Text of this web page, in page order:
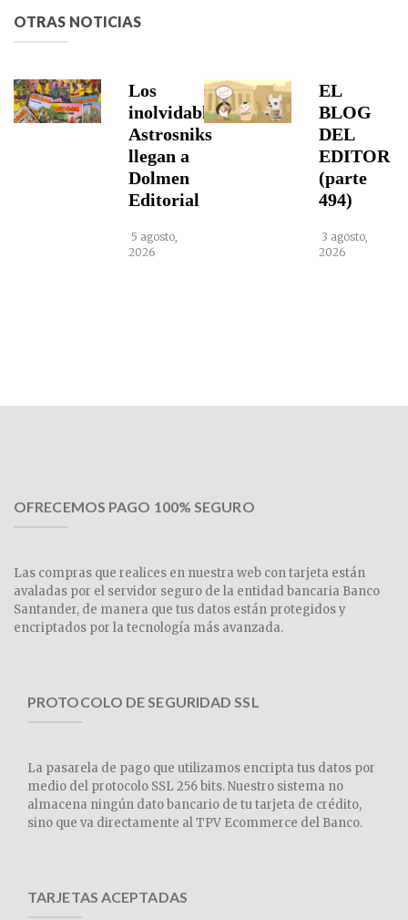
OTRAS NOTICIAS
Los
inolvidables
Astrosniks
llegan a
Dolmen
Editorial
5 agosto,
2026
EL
BLOG
DEL
EDITOR
(parte
494)
3 agosto,
2026
OFRECEMOS PAGO 100% SEGURO
Las compras que realices en nuestra web con tarjeta están
avaladas por el servidor seguro de la entidad bancaria Banco
Santander, de manera que tus datos están protegidos y
encriptados por la tecnología más avanzada.
PROTOCOLO DE SEGURIDAD SSL
La pasarela de pago que utilizamos encripta tus datos por
medio del protocolo SSL 256 bits. Nuestro sistema no
almacena ningún dato bancario de tu tarjeta de crédito,
sino que va directamente al TPV Ecommerce del Banco.
TARJETAS ACEPTADAS